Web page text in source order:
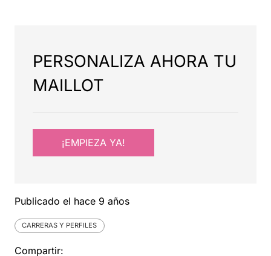
PERSONALIZA AHORA TU
MAILLOT
¡EMPIEZA YA!
Publicado el hace 9 años
CARRERAS Y PERFILES
Compartir: